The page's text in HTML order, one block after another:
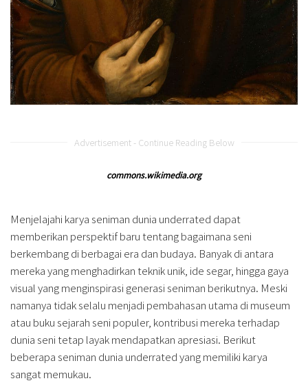
Advertisement - Continue Reading Below
commons.wikimedia.org
Menjelajahi karya seniman dunia underrated dapat
memberikan perspektif baru tentang bagaimana seni
berkembang di berbagai era dan budaya. Banyak di antara
mereka yang menghadirkan teknik unik, ide segar, hingga gaya
visual yang menginspirasi generasi seniman berikutnya. Meski
namanya tidak selalu menjadi pembahasan utama di museum
atau buku sejarah seni populer, kontribusi mereka terhadap
dunia seni tetap layak mendapatkan apresiasi. Berikut
beberapa seniman dunia underrated yang memiliki karya
sangat memukau.